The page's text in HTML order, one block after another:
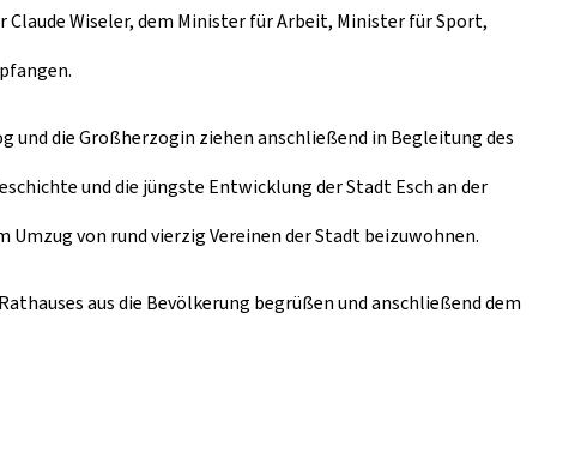
Wiseler, dem Minister für Arbeit, Minister für Sport,
und die Großherzogin ziehen anschließend in Begleitung des
und die jüngste Entwicklung der Stadt Esch an der
von rund vierzig Vereinen der Stadt beizuwohnen.
aus die Bevölkerung begrüßen und anschließend dem